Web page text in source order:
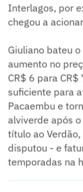
Interlagos, por
chegou a
Giuliano bateu
aumento no
CR$ 6 para
suficiente para
Pacaembu e
alviverde após
título ao
disputou - e
temporadas na